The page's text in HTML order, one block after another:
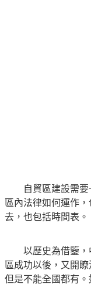
自貿區建設需要一
區內法律如何運作
去，也包括時間表。
以歷史為借鑒，
區成功以後，又開
但是不能全國都有